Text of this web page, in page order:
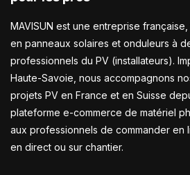
MAVISUN est une entreprise
en panneaux solaires et onduleurs à
professionnels du PV (installateurs).
Haute-Savoie, nous accompagnons
projets PV en France et en Suisse
plateforme e-commerce de matériel
aux professionnels de commander en
en direct ou sur chantier.